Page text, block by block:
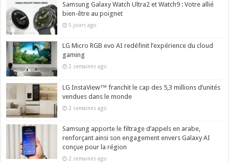
Samsung Galaxy Watch Ultra2 et Watch9 : Votre allié
bien-être au poignet
5 jours ago
LG Micro RGB evo AI redéfinit l’expérience du cloud
gaming
2 semaines ago
LG InstaView™ franchit le cap des 5,3 millions d’unités
vendues dans le monde
2 semaines ago
Samsung apporte le filtrage d’appels en arabe,
renforçant ainsi son engagement envers Galaxy AI
conçue pour la région
2 semaines ago